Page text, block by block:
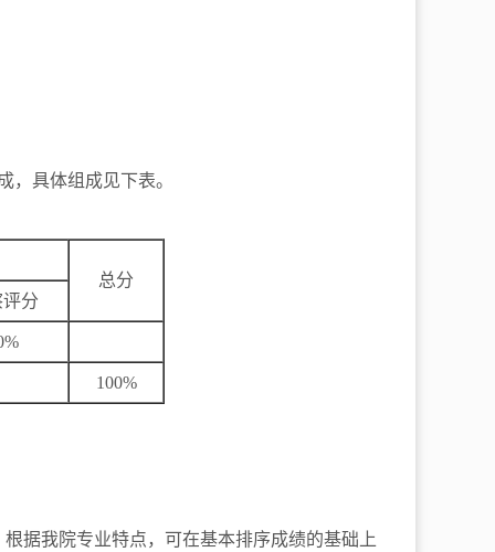
，具体组成见下表。
总分
分
100%
据我院专业特点，可在基本排序成绩的基础上